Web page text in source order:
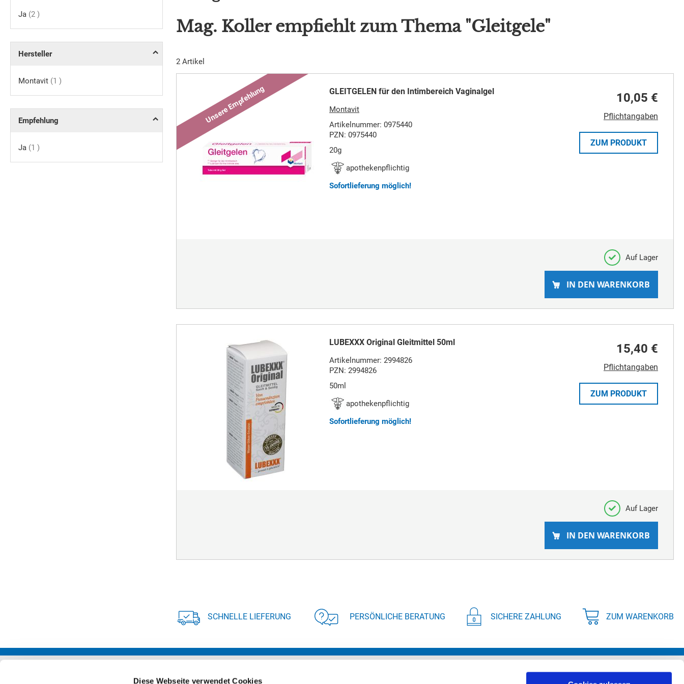
Diese Webseite verwendet Cookies
Mag. Koller empfiehlt zum Thema "Gleitgele"
2 Artikel
GLEITGELEN für den Intimbereich Vaginalgel
Montavit
Artikelnummer: 0975440
PZN: 0975440
20g
apothekenpflichtig
Sofortlieferung möglich!
10,05 €
Pflichtangaben
ZUM PRODUKT
Auf Lager
IN DEN WARENKORB
LUBEXXX Original Gleitmittel 50ml
Artikelnummer: 2994826
PZN: 2994826
50ml
apothekenpflichtig
Sofortlieferung möglich!
15,40 €
Pflichtangaben
ZUM PRODUKT
Auf Lager
IN DEN WARENKORB
SCHNELLE LIEFERUNG PERSÖNLICHE BERATUNG SICHERE ZAHLUNG ZUM WARENKORB
Ja 2 Artikel
Hersteller
Montavit 1 Artikel
Empfehlung
Ja 1 Artikel